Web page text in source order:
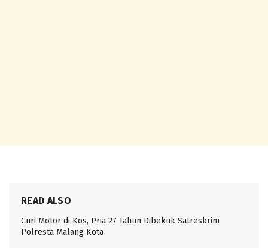
READ ALSO
Curi Motor di Kos, Pria 27 Tahun Dibekuk Satreskrim
Polresta Malang Kota